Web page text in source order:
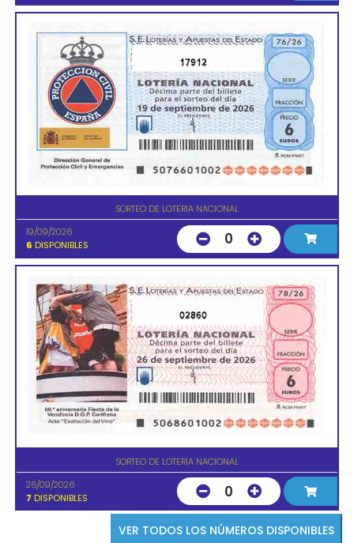
17912
SORTEO DE LOTERIA NACIONAL
19/09/2026
6 DISPONIBLES 0
02860
SORTEO DE LOTERIA NACIONAL
26/09/2026
7 DISPONIBLES 0
VER TODOS LOS NÚMEROS DISPONIBLES